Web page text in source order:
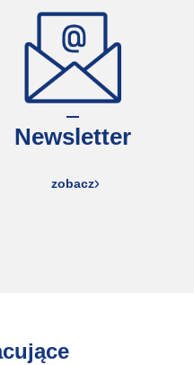
Newsletter
zobacz